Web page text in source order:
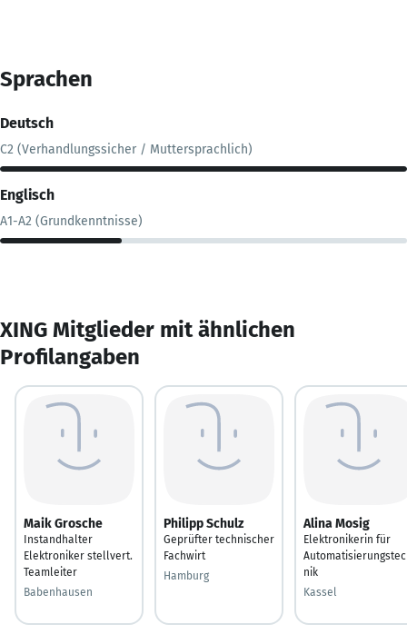
Sprachen
Deutsch
C2 (Verhandlungssicher / Muttersprachlich)
Englisch
A1-A2 (Grundkenntnisse)
XING Mitglieder mit ähnlichen
Profilangaben
Maik Grosche
Instandhalter
Elektroniker stellvert.
Teamleiter
Babenhausen
Philipp Schulz
Geprüfter technischer
Fachwirt
Hamburg
Alina Mosig
Elektronikerin für
nik
Kassel